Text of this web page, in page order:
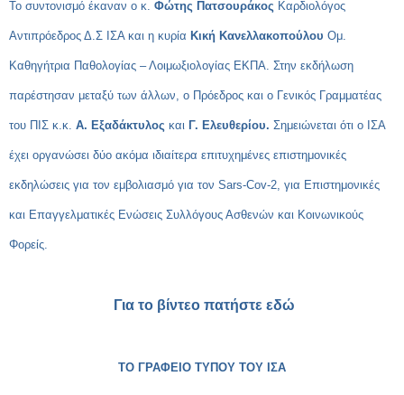
Το συντονισμό έκαναν o κ. Φώτης Πατσουράκος Καρδιολόγος
Αντιπρόεδρος Δ.Σ ΙΣΑ και η κυρία Κική Κανελλακοπούλου Ομ.
Καθηγήτρια Παθολογίας – Λοιμωξιολογίας ΕΚΠΑ. Στην εκδήλωση
παρέστησαν μεταξύ των άλλων, ο Πρόεδρος και ο Γενικός Γραμματέας
του ΠΙΣ κ.κ. Α. Εξαδάκτυλος και Γ. Ελευθερίου. Σημειώνεται ότι ο ΙΣΑ
έχει οργανώσει δύο ακόμα ιδιαίτερα επιτυχημένες επιστημονικές
εκδηλώσεις για τον εμβολιασμό για τον Sars-Cov-2, για Επιστημονικές
και Επαγγελματικές Ενώσεις Συλλόγους Ασθενών και Κοινωνικούς
Φορείς.
Για το βίντεο πατήστε εδώ
ΤΟ ΓΡΑΦΕΙΟ ΤΥΠΟΥ ΤΟΥ ΙΣΑ